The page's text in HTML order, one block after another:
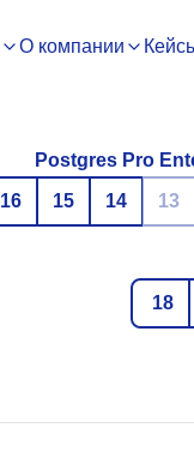
О компании
Postgres Pro
16 15 14 13
18